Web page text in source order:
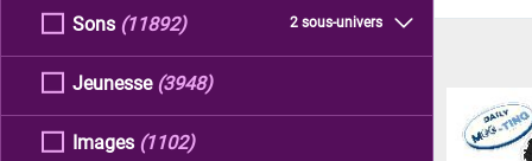
Sons 2 sous-univers
(11892)
Jeunesse (3948)
Images (1102)